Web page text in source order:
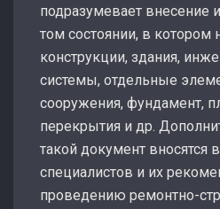
подразумевает внесение
том состоянии, в котором
конструкции, здания,
системы, отдельные
сооружения, фундамент,
перекрытия и др.
такой документ вносятся
специалистов и их
проведению ремонтно-